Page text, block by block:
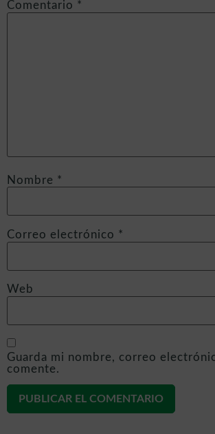
Comentario *
Nombre *
Correo electrónico *
Web
Guarda mi nombre, correo
comente.